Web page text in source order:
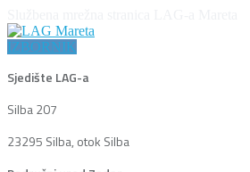
IZBORNIK
Sjedište LAG-a
Silba 207
23295 Silba, otok Silba